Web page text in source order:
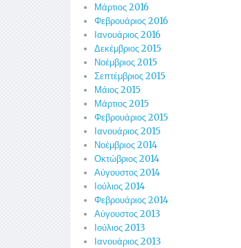
Μάρτιος 2016
Φεβρουάριος 2016
Ιανουάριος 2016
Δεκέμβριος 2015
Νοέμβριος 2015
Σεπτέμβριος 2015
Μάιος 2015
Μάρτιος 2015
Φεβρουάριος 2015
Ιανουάριος 2015
Νοέμβριος 2014
Οκτώβριος 2014
Αύγουστος 2014
Ιούλιος 2014
Φεβρουάριος 2014
Αύγουστος 2013
Ιούλιος 2013
Ιανουάριος 2013